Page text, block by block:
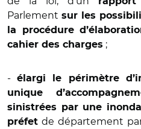
Parlement sur les
la procédure
cahier des charges ;
-élargi le périmètre
unique
sinistrées par une
préfet de département